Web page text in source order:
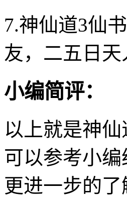
7.神仙道3仙
友，二五日
小编简评：
以上就是神
可以参考小
更进一步的